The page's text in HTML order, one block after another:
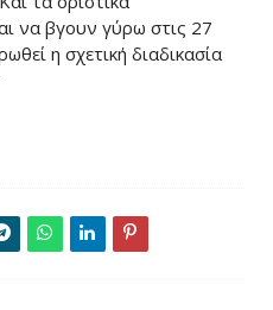
να βγουν γύρω στις 27
η σχετική διαδικασία